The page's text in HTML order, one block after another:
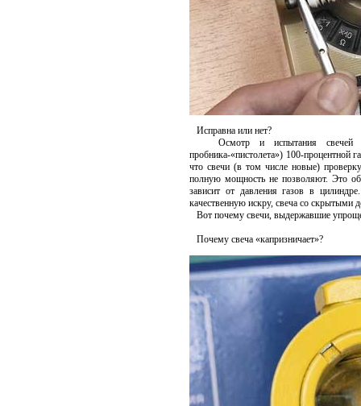
Исправна или нет?
Осмотр и испытания свечей
пробника-«пистолета») 100-процентной
что свечи (в том числе новые)
полную мощность не позволяют. Это
зависит от давления газов в
качественную искру, свеча со скрытыми
Вот почему свечи, выдержавшие
Почему свеча «капризничает»?